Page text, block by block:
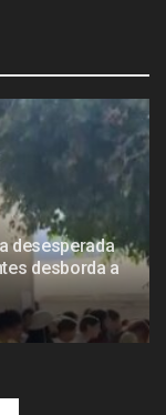
desesperada
desborda a